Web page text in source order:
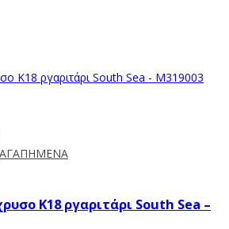
ΑΓΑΠΗΜΕΝΑ
Κ18 ργαριτάρι South Sea –